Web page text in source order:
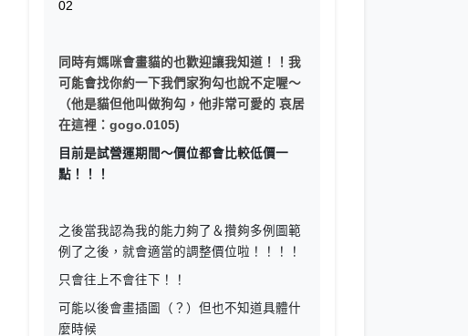
02
同時有媽咪會畫貓的也歡迎讓我知道！！我
可能會找你約一下我們家狗勾也說不定喔～
（他是貓但他叫做狗勾，他非常可愛的 哀居
在這裡：gogo.0105)
目前是試營運期間～價位都會比較低價一
點！！！
之後當我認為我的能力夠了＆攢夠多例圖範
例了之後，就會適當的調整價位啦！！！！
只會往上不會往下！！
可能以後會畫插圖（？）但也不知道具體什
麼時候